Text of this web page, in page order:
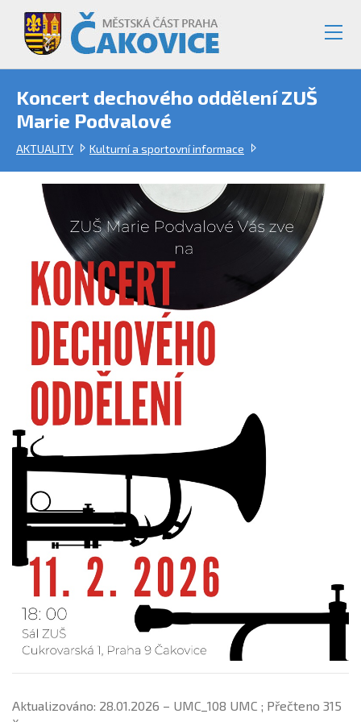
Koncert dechového oddělení ZUŠ
Marie Podvalové
AKTUALITY Kulturní a sportovní informace
Aktualizováno: 28.01.2026 – UMC_108 UMC ; Přečteno 315